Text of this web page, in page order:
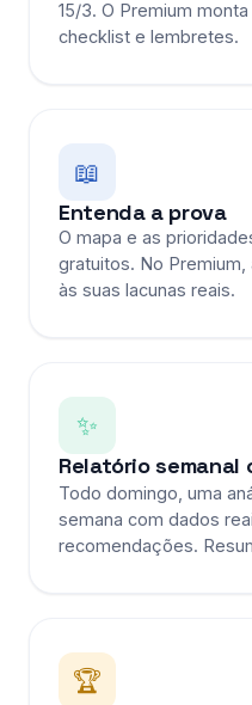
15/3. O Premium
checklist e lembretes.
📖
Entenda a prova
O mapa e as
gratuitos. No Premium,
às suas lacunas reais.
✨
Relatório semanal
Todo domingo, uma
semana com dados
recomendações.
🏆